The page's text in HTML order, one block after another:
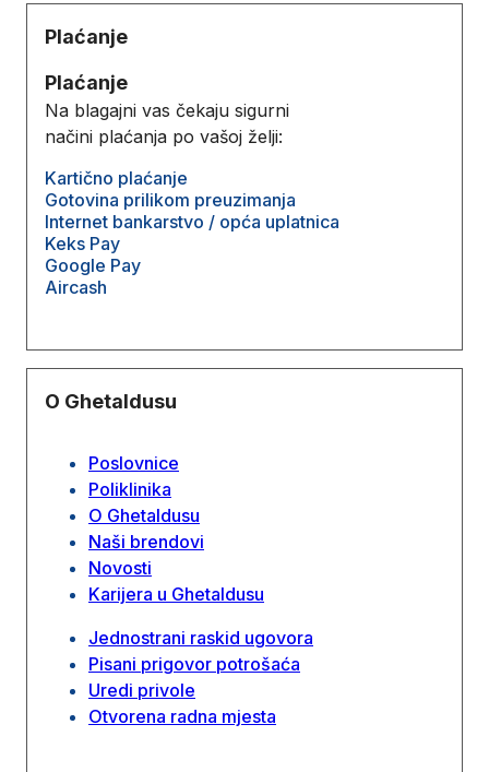
Plaćanje
Plaćanje
Na blagajni vas čekaju sigurni
načini plaćanja po vašoj želji:
Kartično plaćanje
Gotovina prilikom preuzimanja
Internet bankarstvo / opća uplatnica
Keks Pay
Google Pay
Aircash
O Ghetaldusu
Poslovnice
Poliklinika
O Ghetaldusu
Naši brendovi
Novosti
Karijera u Ghetaldusu
Jednostrani raskid ugovora
Pisani prigovor potrošaća
Uredi privole
Otvorena radna mjesta